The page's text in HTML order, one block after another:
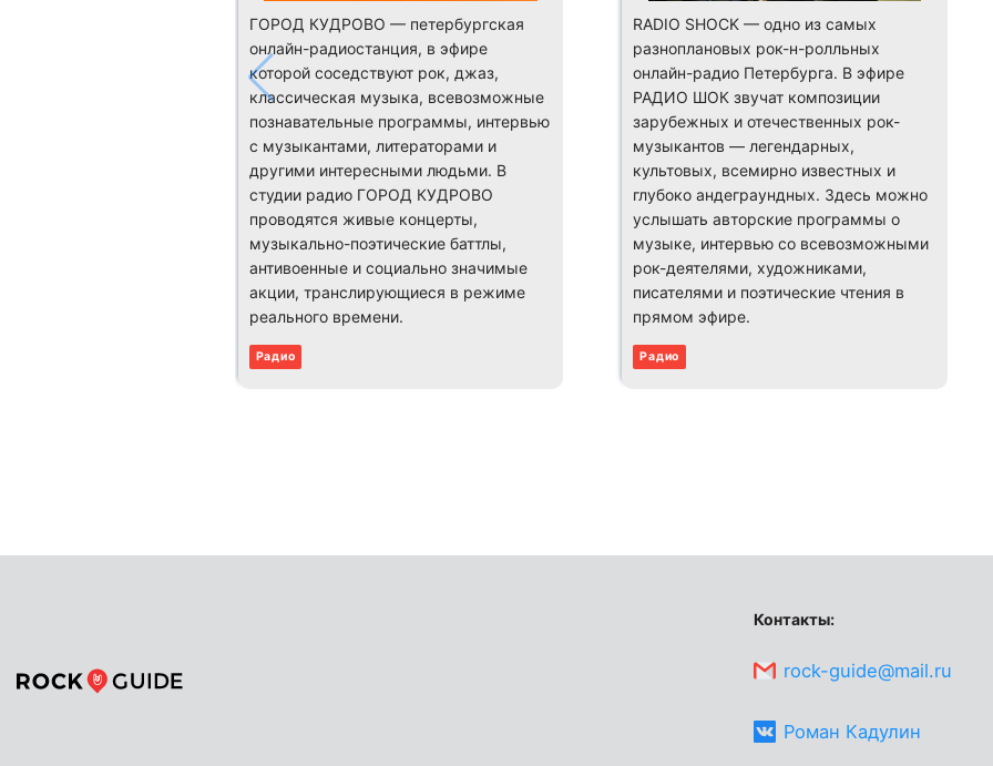
ГОРОД КУДРОВО — петербургская
онлайн-радиостанция, в эфире
которой соседствуют рок, джаз,
классическая музыка, всевозможные
познавательные программы, интервью
с музыкантами, литераторами и
другими интересными людьми. В
студии радио ГОРОД КУДРОВО
проводятся живые концерты,
музыкально-поэтические баттлы,
антивоенные и социально значимые
акции, транслирующиеся в режиме
реального времени.
Радио
RADIO SHOCK — одно из самых
разноплановых рок-н-ролльных
онлайн-радио Петербурга. В эфире
РАДИО ШОК звучат композиции
зарубежных и отечественных рок-
музыкантов — легендарных,
культовых, всемирно известных и
глубоко андеграундных. Здесь можно
услышать авторские программы о
музыке, интервью со всевозможными
рок-деятелями, художниками,
писателями и поэтические чтения в
прямом эфире.
Радио
Контакты:
rock-guide@mail.ru
Роман Кадулин